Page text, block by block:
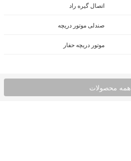
اتصال گیره راد
صندلی موتور دریچه
موتور دریچه حفار
همه محصولات